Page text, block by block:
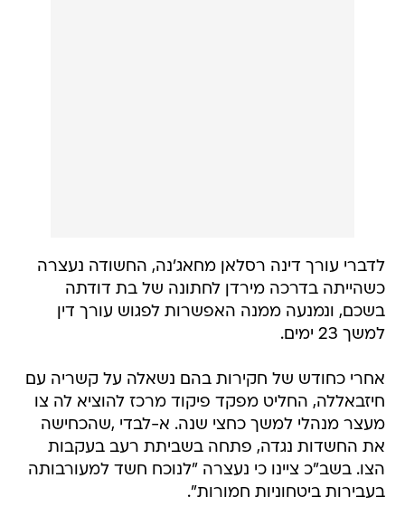
לדברי עורך דינה רסלאן מחאג'נה, החשודה נעצרה
כשהייתה בדרכה מירדן לחתונה של בת דודתה
בשכם, ונמנעה ממנה האפשרות לפגוש עורך דין
למשך 23 ימים.
אחרי כחודש של חקירות בהם נשאלה על קשריה עם
חיזבאללה, החליט מפקד פיקוד מרכז להוציא לה צו
מעצר מנהלי למשך כחצי שנה. א-לבדי ,שהכחישה
את החשדות נגדה, פתחה בשביתת רעב בעקבות
הצו. בשב"כ ציינו כי נעצרה "לנוכח חשד למעורבותה
בעבירות ביטחוניות חמורות".